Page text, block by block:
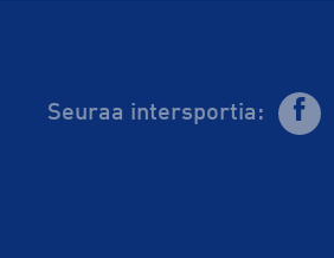
Seuraa intersportia: